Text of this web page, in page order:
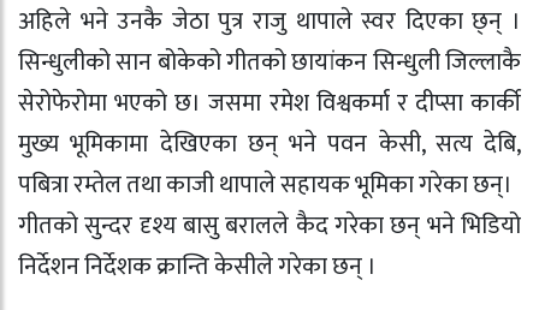
अहिले भने उनकै जेठा पुत्र राजु थापाले स्वर दिएका छ्न् ।
सिन्धुलीको सान बोकेको गीतको छायांकन सिन्धुली जिल्लाकै
सेरोफेरोमा भएको छ। जसमा रमेश विश्वकर्मा र दीप्सा कार्की
मुख्य भूमिकामा देखिएका छन् भने पवन केसी, सत्य देबि,
पबित्रा रम्तेल तथा काजी थापाले सहायक भूमिका गरेका छन्।
गीतको सुन्दर दृश्य बासु बरालले कैद गरेका छन् भने भिडियो
निर्देशन निर्देशक क्रान्ति केसीले गरेका छन् ।